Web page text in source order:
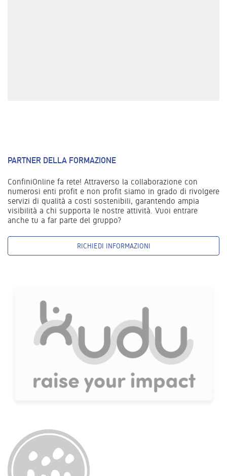
PARTNER DELLA FORMAZIONE
ConfiniOnline fa rete! Attraverso la collaborazione con
numerosi enti profit e non profit siamo in grado di rivolgere
servizi di qualità a costi sostenibili, garantendo ampia
visibilità a chi supporta le nostre attività. Vuoi entrare
anche tu a far parte del gruppo?
RICHIEDI INFORMAZIONI